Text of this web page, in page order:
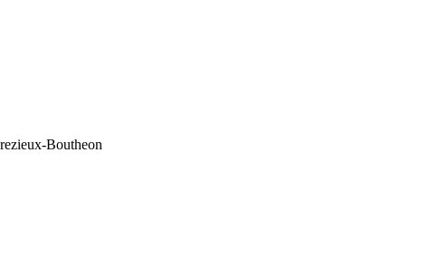
Boutheon